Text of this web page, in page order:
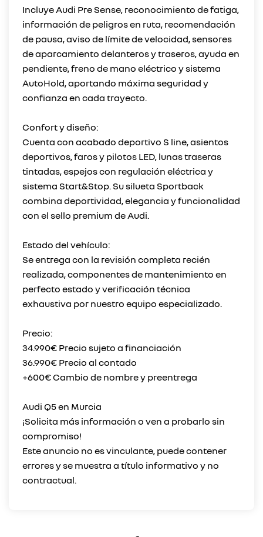
Incluye Audi Pre Sense, reconocimiento de fatiga,
información de peligros en ruta, recomendación
de pausa, aviso de límite de velocidad, sensores
de aparcamiento delanteros y traseros, ayuda en
pendiente, freno de mano eléctrico y sistema
AutoHold, aportando máxima seguridad y
confianza en cada trayecto.
Confort y diseño:
Cuenta con acabado deportivo S line, asientos
deportivos, faros y pilotos LED, lunas traseras
tintadas, espejos con regulación eléctrica y
sistema Start&Stop. Su silueta Sportback
combina deportividad, elegancia y funcionalidad
con el sello premium de Audi.
Estado del vehículo:
Se entrega con la revisión completa recién
realizada, componentes de mantenimiento en
perfecto estado y verificación técnica
exhaustiva por nuestro equipo especializado.
Precio:
34.990€ Precio sujeto a financiación
36.990€ Precio al contado
+600€ Cambio de nombre y preentrega
Audi Q5 en Murcia
¡Solicita más información o ven a probarlo sin
compromiso!
Este anuncio no es vinculante, puede contener
errores y se muestra a título informativo y no